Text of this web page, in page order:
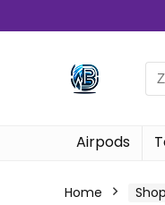
for:
Airpods
Home Shop